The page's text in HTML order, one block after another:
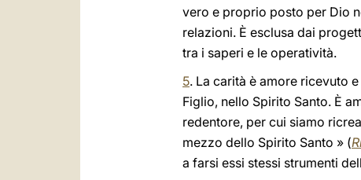
vero e proprio posto per Dio
relazioni. È esclusa dai
tra i saperi e le operatività.
5. La carità è amore ricevuto
Figlio, nello Spirito Santo. È
redentore, per cui siamo
mezzo dello Spirito Santo » (
a farsi essi stessi strumenti